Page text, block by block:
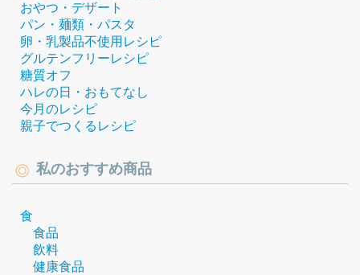
おやつ・デザート
パン・麺類・パスタ
卵・乳製品不使用レシピ
グルテンフリーレシピ
糖質オフ
ハレの日・おもてなし
今月のレシピ
親子でつくるレシピ
私のおすすめ商品
食
食品
飲料
健康食品